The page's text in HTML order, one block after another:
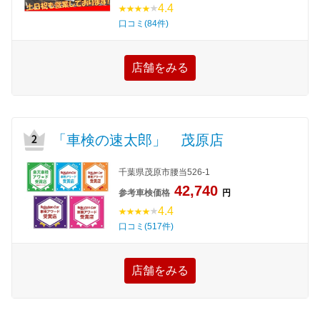
4.4
口コミ(84件)
店舗をみる
「車検の速太郎」 茂原店
千葉県茂原市腰当526-1
参考車検価格 42,740 円
4.4
口コミ(517件)
店舗をみる